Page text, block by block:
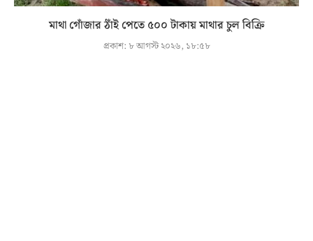
মাথা গোঁজার ঠাঁই পেতে ৫০০ টাকায় মাথার চুল বিক্রি
প্রকাশ: ৮ আগস্ট ২০২৬, ১৮:৫৮